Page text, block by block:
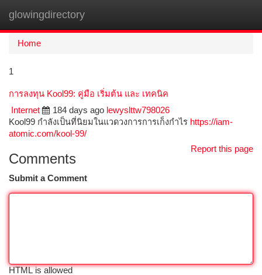
glowingdirectory
Home
1
การลงทุน Kool99: คู่มือ เริ่มต้น และ เทคนิค
Internet
184 days ago lewyslttw798026
Kool99 กำลังเป็นที่นิยมในแวดวงการการเก็งกำไร https://iam-
atomic.com/kool-99/
Report this page
Comments
Submit a Comment
HTML is allowed